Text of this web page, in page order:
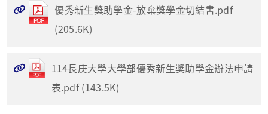
優秀新生獎助學金-放棄獎學金切結書.pdf
(205.6K)
114長庚大學大學部優秀新生獎助學金辦法申請
表.pdf (143.5K)